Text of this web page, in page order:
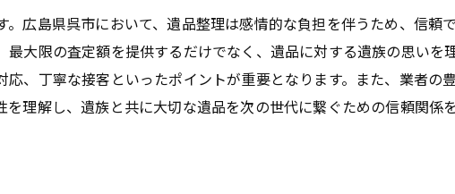
整えるためのアドバイス
交渉術とその効果
現した事例とその背景
動向を把握する方法
広島県呉市において、遺品整理は感情的な負担を伴うため、信頼
大限の査定額を提供するだけでなく、遺品に対する遺族の思いを
、丁寧な接客といったポイントが重要となります。また、業者の
理解し、遺族と共に大切な遺品を次の世代に繋ぐための信頼関係